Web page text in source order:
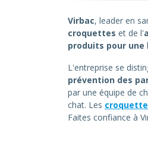
Virbac, leader en
croquettes et de l'
produits pour
L'entreprise se
prévention des
par une équipe de
chat. Les
Faites confiance à